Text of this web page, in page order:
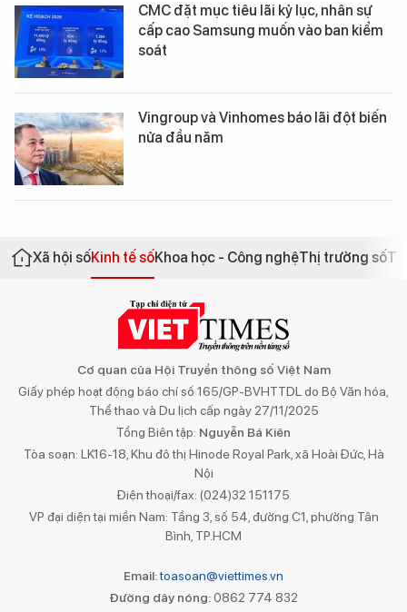
CMC đặt mục tiêu lãi kỷ lục, nhân sự
cấp cao Samsung muốn vào ban kiểm
soát
Vingroup và Vinhomes báo lãi đột biến
nửa đầu năm
Xã hội sốKinh tế sốKhoa học - Công nghệThị trường số
Cơ quan của Hội Truyền thông số Việt Nam
Giấy phép hoạt động báo chí số 165/GP-BVHTTDL do Bộ Văn hóa,
Thể thao và Du lịch cấp ngày 27/11/2025
Tổng Biên tập: Nguyễn Bá Kiên
Tòa soạn: LK16-18, Khu đô thị Hinode Royal Park, xã Hoài Đức, Hà
Nội
Điện thoại/fax: (024)32 151175
VP đại diện tại miền Nam: Tầng 3, số 54, đường C1, phường Tân
Bình, TP.HCM
Email:toasoan@viettimes.vn
Đường dây nóng: 0862 774 832